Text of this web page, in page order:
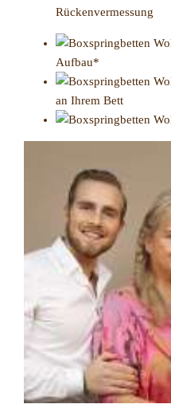
Rückenvermessung
Aufbau*
an Ihrem Bett